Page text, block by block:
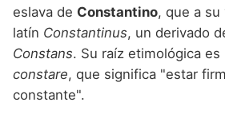
eslava de Constantino, que a su
latín Constantinus, un derivado
Constans. Su raíz etimológica es
constare, que significa "estar
constante".